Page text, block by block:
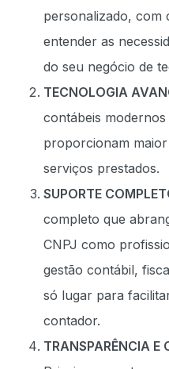
personalizado, com
entender as
do seu negócio de
TECNOLOGIA
contábeis
proporcionam
serviços prestados.
SUPORTE
completo que
CNPJ como
gestão contábil,
só lugar para
contador.
TRANSPARÊNCIA E